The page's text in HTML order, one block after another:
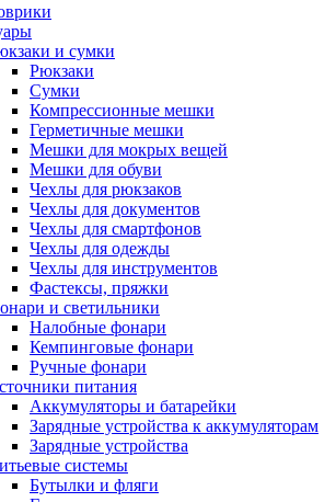
и сумки
Рюкзаки
Сумки
Компрессионные мешки
Герметичные мешки
Мешки для мокрых вещей
Мешки для обуви
Чехлы для рюкзаков
Чехлы для документов
Чехлы для смартфонов
Чехлы для одежды
Чехлы для инструментов
Фастексы, пряжки
и светильники
Налобные фонари
Кемпинговые фонари
Ручные фонари
питания
Аккумуляторы и батарейки
Зарядные устройства к аккумуляторам
Зарядные устройства
системы
Бутылки и фляги